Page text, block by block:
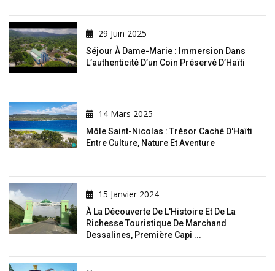
29 Juin 2025
Séjour À Dame-Marie : Immersion Dans
L’authenticité D’un Coin Préservé D’Haïti
14 Mars 2025
Môle Saint-Nicolas : Trésor Caché D'Haïti
Entre Culture, Nature Et Aventure
15 Janvier 2024
À La Découverte De L'Histoire Et De La
Richesse Touristique De Marchand
Dessalines, Première Capi ...